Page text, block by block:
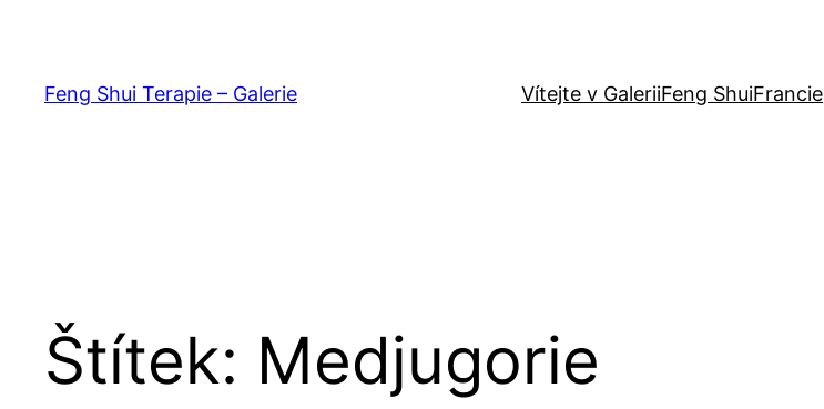
obsahFeng Shui Terapie – Galerie Vítejte v GaleriiFeng ShuiFrancie
Štítek: Medjugorie